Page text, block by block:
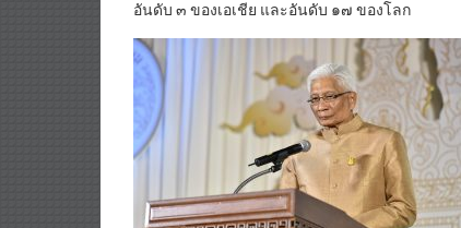
อันดับ ๓ ของเอเชีย และอันดับ ๑๗ ของโลก